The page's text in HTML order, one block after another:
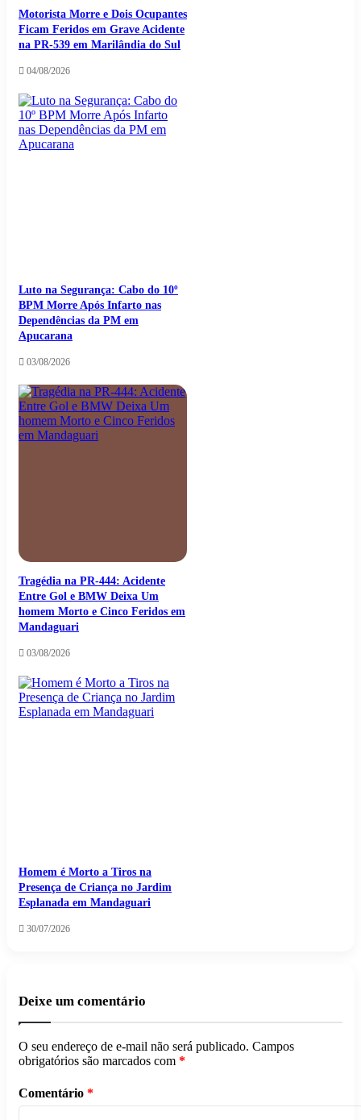
Motorista Morre e Dois Ocupantes
Ficam Feridos em Grave Acidente
na PR-539 em Marilândia do Sul
04/08/2026
Luto na Segurança: Cabo do 10º
BPM Morre Após Infarto nas
Dependências da PM em
Apucarana
03/08/2026
Tragédia na PR-444: Acidente
Entre Gol e BMW Deixa Um
homem Morto e Cinco Feridos em
Mandaguari
03/08/2026
Homem é Morto a Tiros na
Presença de Criança no Jardim
Esplanada em Mandaguari
30/07/2026
Deixe um comentário
O seu endereço de e-mail não será publicado. Campos
obrigatórios são marcados com *
Comentário *